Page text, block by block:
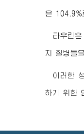
은 104.9%
타우린
지 질병들
이러한
하기 위한